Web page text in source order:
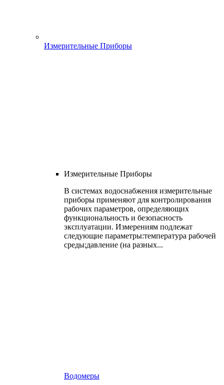
Измерительные Приборы
Измерительные Приборы
В системах водоснабжения измерительные
приборы применяют для контролирования
рабочих параметров, определяющих
функциональность и безопасность
эксплуатации. Измерениям подлежат
следующие параметры:температура рабочей
среды;давление (на разных...
Водомеры